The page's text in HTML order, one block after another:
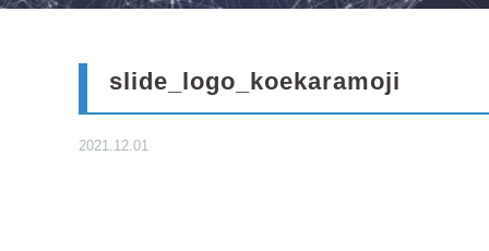
slide_logo_koekaramoji
2021.12.01